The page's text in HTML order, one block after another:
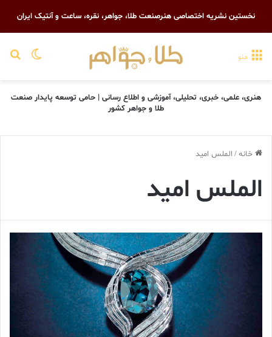
نخستین نشریه اختصاصی هنرصنعت طلا، جواهر، نقره، ساعت و آنتیک ایران
تغییر منو
هنری، علمی، خبری، تحلیلی، آموزشی و اطلاع رسانی | حامی توسعه پایدار صنعت
طلا و جواهر کشور
خانه/ الملس امید
الملس امید